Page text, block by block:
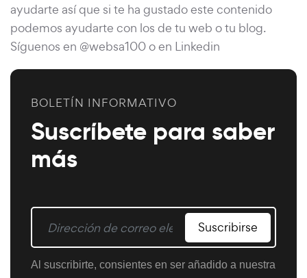
ayudarte así que si te ha gustado este contenido
podemos ayudarte con los de tu web o tu blog.
Síguenos en @websa100 o en Linkedin
BOLETÍN INFORMATIVO
Suscríbete para saber
más
Suscribirse
Al suscribirte, consientes en ser añadido a nuestra